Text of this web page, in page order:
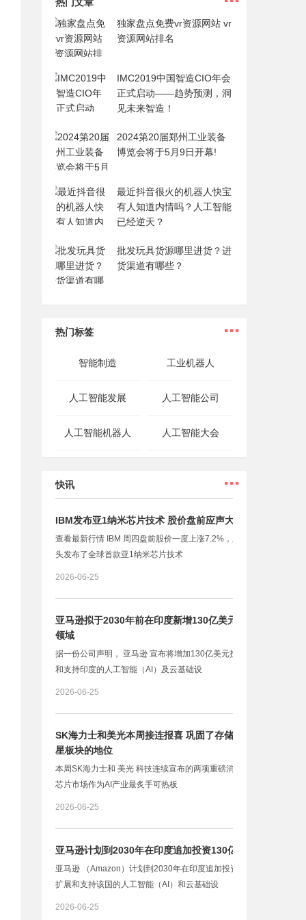
独家盘点免费vr资源网站 vr
资源网站排名
IMC2019中国智造CIO年会
正式启动——趋势预测，洞
见未来智造！
2024第20届郑州工业装备
博览会将于5月9日开幕!
最近抖音很火的机器人快宝
有人知道内情吗？人工智能
已经逆天？
批发玩具货源哪里进货？进
货渠道有哪些？
热门标签 ...
智能制造 工业机器人
人工智能发展 人工智能公司
人工智能机器人 人工智能大会
快讯 ...
IBM发布亚1纳米芯片技术 股价盘前应声大涨
查看最新行情 IBM 周四盘前股价一度上涨7.2%，此前这家科技巨
头发布了全球首款亚1纳米芯片技术
2026-06-25
亚马逊拟于2030年前在印度新增130亿美元投资 用于AI
领域
据一份公司声明， 亚马逊 宣布将增加130亿美元投资，用于扩展
和支持印度的人工智能（AI）及云基础设
2026-06-25
SK海力士和美光本周接连报喜 巩固了存储芯片作为AI明
星板块的地位
本周SK海力士和 美光 科技连续宣布的两项重磅消息，巩固了存储
芯片市场作为AI产业最炙手可热板
2026-06-25
亚马逊计划到2030年在印度追加投资130亿美元
亚马逊 （Amazon）计划到2030年在印度追加投资130亿美元，以
扩展和支持该国的人工智能（AI）和云基础设
2026-06-25